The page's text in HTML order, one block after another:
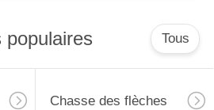
populaires Tous
Chasse des flèches